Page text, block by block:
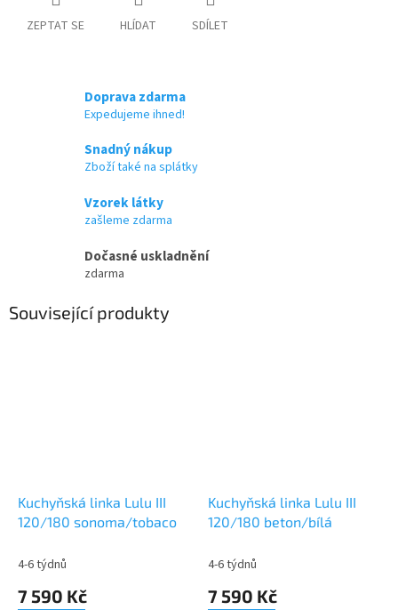
ZEPTAT SE HLÍDAT SDÍLET
Doprava zdarma
Expedujeme ihned!
Snadný nákup
Zboží také na splátky
Vzorek látky
zašleme zdarma
Dočasné uskladnění
zdarma
Související produkty
Kuchyňská linka Lulu III
120/180 sonoma/tobaco
4-6 týdnů
7 590 Kč
Kuchyňská linka Lulu III
120/180 beton/bílá
4-6 týdnů
7 590 Kč